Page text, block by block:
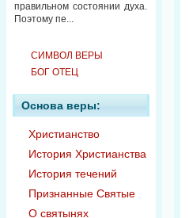
правильном состоянии духа.
Поэтому пе...
СИМВОЛ ВЕРЫ
БОГ ОТЕЦ
Основа веры:
Христианство
История Христианства
История течений
Признанные Святые
О святынях